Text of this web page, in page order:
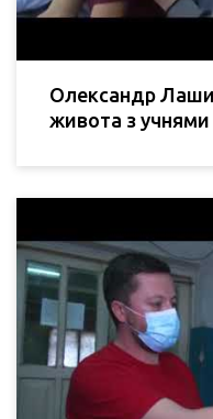
Олександр
живота з